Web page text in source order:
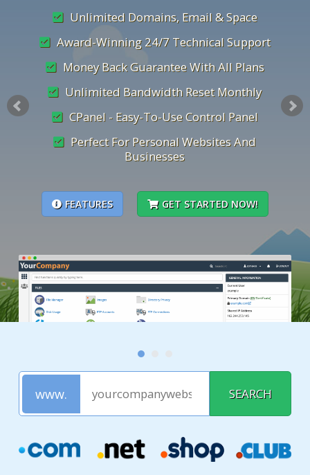
Unlimited Domains, Email & Space
Award-Winning 24/7 Technical Support
Money Back Guarantee With All Plans
Unlimited Bandwidth Reset Monthly
CPanel - Easy-To-Use Control Panel
Perfect For Personal Websites And
Businesses
FEATURES GET STARTED NOW!